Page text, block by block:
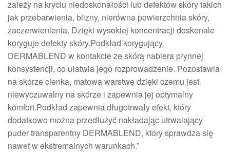
zależy na kryciu niedoskonałości lub defektów skóry takich
jak przebarwienia, blizny, nierówna powierzchnia skóry,
zaczerwienienia. Dzięki wysokiej koncentracji doskonale
koryguje defekty skóry.Podkład korygujący
DERMABLEND w kontakcie ze skórą nabiera płynnej
konsystencji, co ułatwia jego rozprowadzenie. Pozostawia
na skórze cienką, matową warstwę dzięki czemu jest
niewyczuwalny na skórze i zapewnia jej optymalny
komfort.Podkład zapewnia długotrwały efekt, który
dodatkowo można przedłużyć nakładając utrwalający
puder transparentny DERMABLEND, który sprawdza się
nawet w ekstremalnych warunkach.”